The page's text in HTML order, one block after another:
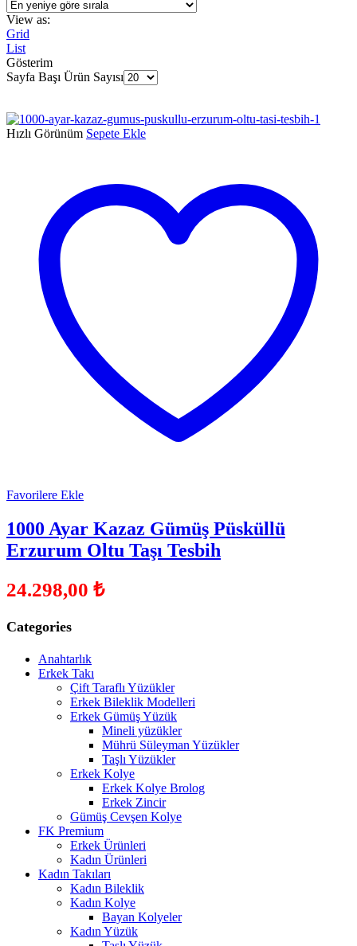
View as:
Grid
List
Gösterim
Sayfa Başı Ürün Sayısı
Hızlı Görünüm Sepete Ekle
Favorilere Ekle
1000 Ayar Kazaz Gümüş Püsküllü
Erzurum Oltu Taşı Tesbih
24.298,00 ₺
Categories
Anahtarlık
Erkek Takı
Çift Taraflı Yüzükler
Erkek Bileklik Modelleri
Erkek Gümüş Yüzük
Mineli yüzükler
Mührü Süleyman Yüzükler
Taşlı Yüzükler
Erkek Kolye
Erkek Kolye Brolog
Erkek Zincir
Gümüş Cevşen Kolye
FK Premium
Erkek Ürünleri
Kadın Ürünleri
Kadın Takıları
Kadın Bileklik
Kadın Kolye
Bayan Kolyeler
Kadın Yüzük